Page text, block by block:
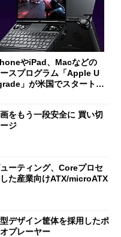
やiPad、Macなどの
ースプログラム「Apple U
」が米国でスタート／
が明...
をもう一段安全に 買い切
ジ
ーティング、Coreプロセ
た産業向けATX/microATX
デザイン筐体を採用したポ
プレーヤー